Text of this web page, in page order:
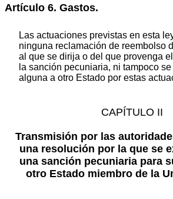
Artículo 6. Gastos.
Las actuaciones previstas en esta
ninguna reclamación de reembolso
al que se dirija o del que provenga
la sanción pecuniaria, ni tampoco
alguna a otro Estado por estas
CAPÍTULO II
Transmisión por las
una resolución por la que se
una sanción pecuniaria para
otro Estado miembro de la